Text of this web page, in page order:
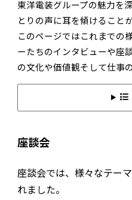
東洋電装グループの魅力を
とりの声に耳を傾けること
このページではこれまでの
ーたちのインタビューや座
の文化や価値観そして仕事
座談会
座談会では、様々なテー
れました。